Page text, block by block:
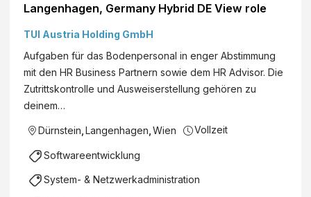
Langenhagen, Germany Hybrid DE View role
TUI Austria Holding GmbH
Aufgaben für das Bodenpersonal in enger Abstimmung
mit den HR Business Partnern sowie dem HR Advisor. Die
Zutrittskontrolle und Ausweiserstellung gehören zu
deinem…
Dürnstein Langenhagen Wien Vollzeit
Softwareentwicklung
System- & Netzwerkadministration